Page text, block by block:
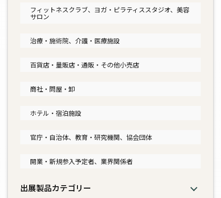
フィットネスクラブ、ヨガ・ピラティススタジオ、美容
サロン
治療・施術院、介護・医療施設
百貨店・量販店・通販・その他小売店
商社・問屋・卸
ホテル・宿泊施設
官庁・自治体、教育・研究機関、協会団体
開業・新規参入予定者、業界関係者
出展製品カテゴリー